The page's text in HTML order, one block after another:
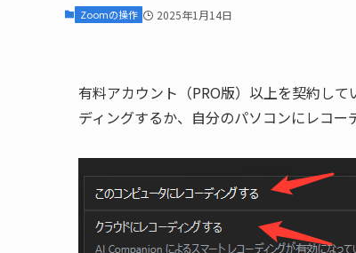
Zoomの操作 2025年1月14日
有料アカウント（PRO版）以上を契約し
ディングするか、自分のパソコンにレコー